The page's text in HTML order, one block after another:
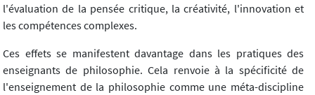
l'évaluation de la pensée critique, la créativité, l'innovation et
les compétences complexes.
Ces effets se manifestent davantage dans les pratiques des
enseignants de philosophie. Cela renvoie à la spécificité de
l'enseignement de la philosophie comme une méta-discipline